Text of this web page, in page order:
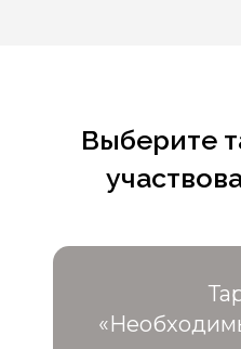
Выберите